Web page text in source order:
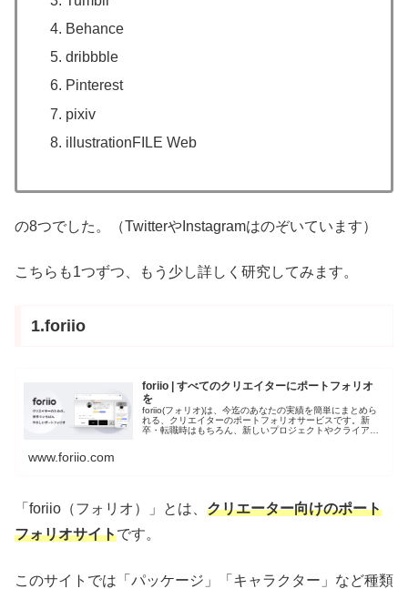
Behance
dribbble
Pinterest
pixiv
illustrationFILE Web
の8つでした。（TwitterやInstagramはのぞいています）
こちらも1つずつ、もう少し詳しく研究してみます。
1.foriio
foriio | すべてのクリエイターにポートフォリオ
を
foriio(フォリオ)は、今迄のあなたの実績を簡単にまとめら
れる、クリエイターのポートフォリオサービスです。新
卒・転職時はもちろん、新しいプロジェクトやクライアン
www.foriio.com
「foriio（フォリオ）」とは、 クリエーター向けのポート
フォリオサイトです。
このサイトでは「パッケージ」「キャラクター」など種類